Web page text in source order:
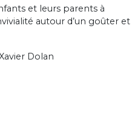
et leurs parents à
autour d’un goûter et
Dolan